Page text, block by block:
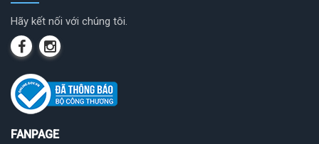
Hãy kết nối với chúng tôi.
FANPAGE